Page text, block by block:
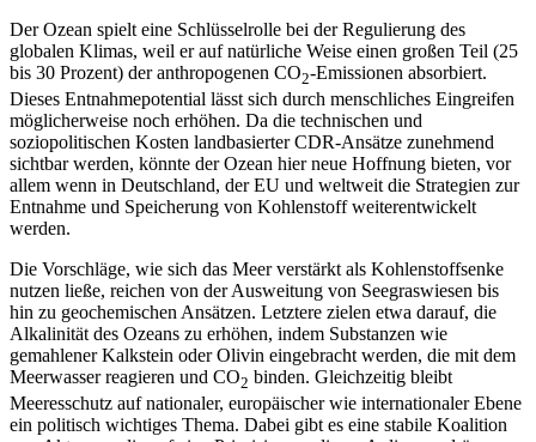
Der Ozean spielt eine Schlüsselrolle bei der Regulierung des
globalen Klimas, weil er auf natürliche Weise einen großen Teil (25
bis 30 Prozent) der anthropogenen CO2-Emissionen absorbiert.
Dieses Entnahme­potential lässt sich durch menschliches Eingreifen
möglicherweise noch erhöhen. Da die technischen und
soziopolitischen Kosten landbasierter CDR-Ansätze zunehmend
sichtbar werden, könnte der Ozean hier neue Hoffnung bieten, vor
allem wenn in Deutschland, der EU und weltweit die Strategien zur
Entnahme und Speicherung von Kohlenstoff weiterentwickelt
werden.
Die Vorschläge, wie sich das Meer verstärkt als Kohlenstoffsenke
nutzen ließe, reichen von der Ausweitung von Seegraswiesen bis
hin zu geochemischen Ansätzen. Letztere zielen etwa darauf, die
Alkalinität des Ozeans zu erhöhen, indem Substanzen wie
gemahlener Kalkstein oder Olivin ein­gebracht werden, die mit dem
Meerwasser reagieren und CO2 binden. Gleichzeitig bleibt
Meeresschutz auf nationaler, euro­päischer wie internationaler Ebene
ein poli­tisch wichtiges Thema. Dabei gibt es eine stabile Koalition